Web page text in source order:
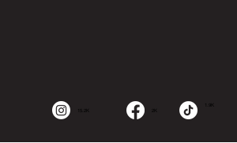
15.2K 2K
1.9K